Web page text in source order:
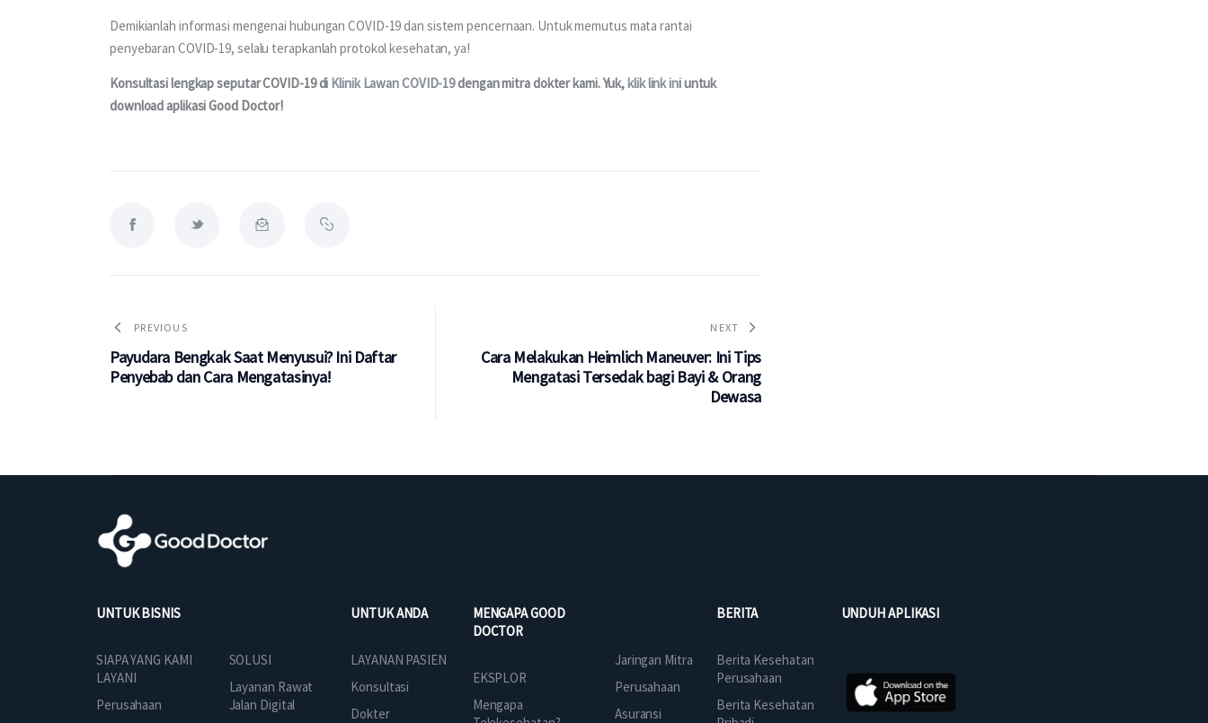
Demikianlah informasi mengenai hubungan COVID-19 dan sistem pencernaan. Untuk memutus mata rantai
penyebaran COVID-19, selalu terapkanlah protokol kesehatan, ya!
Konsultasi lengkap seputar COVID-19 di Klinik Lawan COVID-19 dengan mitra dokter kami. Yuk, klik link ini untuk
download aplikasi Good Doctor!
PREVIOUS
Payudara Bengkak Saat Menyusui? Ini Daftar
Penyebab dan Cara Mengatasinya!
NEXT
Cara Melakukan Heimlich Maneuver: Ini Tips
Mengatasi Tersedak bagi Bayi & Orang
Dewasa
UNTUK BISNIS
SIAPA YANG KAMI
LAYANI
Perusahaan
SOLUSI
Layanan Rawat
Jalan Digital
UNTUK ANDA
LAYANAN PASIEN
Konsultasi
Dokter
MENGAPA GOOD
DOCTOR
EKSPLOR
Mengapa
Jaringan Mitra
Perusahaan
Asuransi
BERITA
Berita Kesehatan
Perusahaan
Berita Kesehatan
UNDUH APLIKASI